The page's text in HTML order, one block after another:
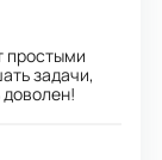
простыми
задачи,